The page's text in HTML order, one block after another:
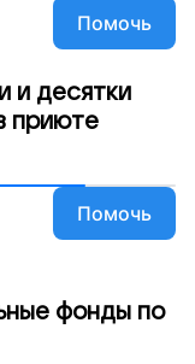
Помочь
и десятки
приюте
Помочь
фонды по